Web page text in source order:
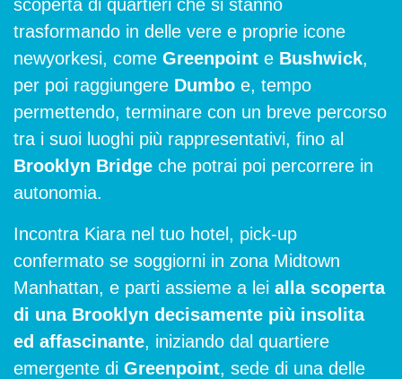
scoperta di quartieri che si stanno
trasformando in delle vere e proprie icone
newyorkesi, come Greenpoint e Bushwick,
per poi raggiungere Dumbo e, tempo
permettendo, terminare con un breve percorso
tra i suoi luoghi più rappresentativi, fino al
Brooklyn Bridge che potrai poi percorrere in
autonomia.
Incontra Kiara nel tuo hotel, pick-up
confermato se soggiorni in zona Midtown
Manhattan, e parti assieme a lei alla scoperta
di una Brooklyn decisamente più insolita
ed affascinante, iniziando dal quartiere
emergente di Greenpoint, sede di una delle